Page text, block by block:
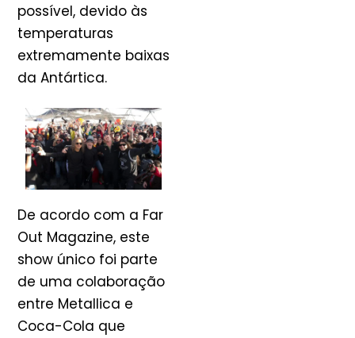
possível, devido às
temperaturas
extremamente baixas
da Antártica.
De acordo com a Far
Out Magazine, este
show único foi parte
de uma colaboração
entre Metallica e
Coca-Cola que